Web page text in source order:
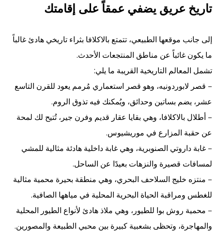
تاريخ عريق يضفي عمقاً على إقامتك
إلى جانب موقعها الطبيعي، تتمتع بالاكلافا بثراء تاريخي هادئ غالباً
ما يكون غائباً عن مناطق المنتجعات الأحدث.
تشمل المعالم التاريخية القريبة ما يلي:
– قصر لابوردونيه، وهو قصر استعماري مُرمم يعود للقرن التاسع
عشر، يضم بساتين وحدائق، ويُمكنك فيه تذوق الروم.
– أطلال بالاكلافا، وهي بقايا عقار قديم وفرن جير، تُتيح لك لمحة
عن حقبة المزارع في موريشيوس.
– غابة داروتي الصنوبرية، وهي غابة داخلية هادئة مثالية للمشي
لمسافات قصيرة والنزهات بعيدًا عن الساحل.
– منتزه خليج السلاحف البحري، وهي منطقة بحيرة محمية مثالية
للغطس ومراقبة الحياة البحرية المحلية في مياهها الصافية.
– محمية روش بوا للطيور، وهي ملاذ هادئ لأنواع الطيور المحلية
والمهاجرة، وتحظى بشعبية كبيرة بين محبي الطبيعة والمصورين.